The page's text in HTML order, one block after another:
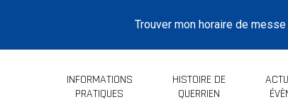
Trouver mon horaire de messe
INFORMATIONS
PRATIQUES
HISTOIRE DE
QUERRIEN